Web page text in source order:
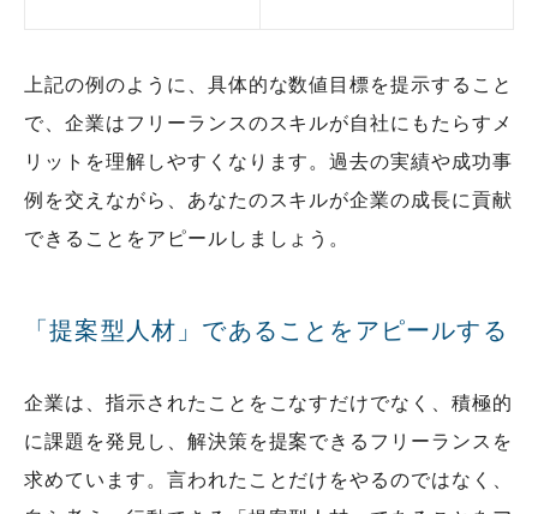
上記の例のように、具体的な数値目標を提示すること
で、企業はフリーランスのスキルが自社にもたらすメ
リットを理解しやすくなります。過去の実績や成功事
例を交えながら、あなたのスキルが企業の成長に貢献
できることをアピールしましょう。
「提案型人材」であることをアピールする
企業は、指示されたことをこなすだけでなく、積極的
に課題を発見し、解決策を提案できるフリーランスを
求めています。言われたことだけをやるのではなく、